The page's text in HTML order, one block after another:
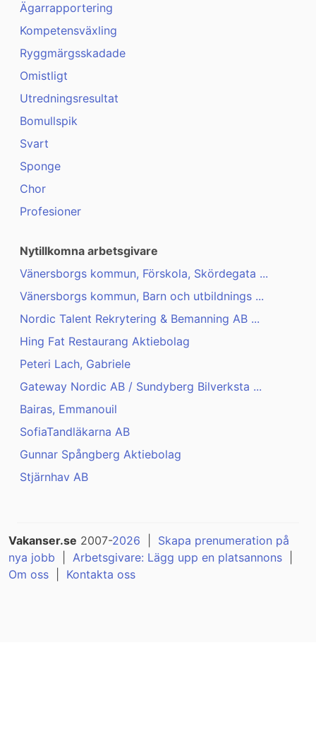
Ägarrapportering
Kompetensväxling
Ryggmärgsskadade
Omistligt
Utredningsresultat
Bomullspik
Svart
Sponge
Chor
Profesioner
Nytillkomna arbetsgivare
Vänersborgs kommun, Förskola, Skördegata ...
Vänersborgs kommun, Barn och utbildnings ...
Nordic Talent Rekrytering & Bemanning AB ...
Hing Fat Restaurang Aktiebolag
Peteri Lach, Gabriele
Gateway Nordic AB / Sundyberg Bilverksta ...
Bairas, Emmanouil
SofiaTandläkarna AB
Gunnar Spångberg Aktiebolag
Stjärnhav AB
Vakanser.se 2007-2026
Skapa prenumeration på
nya jobb
Arbetsgivare: Lägg upp en platsannons
Om oss
Kontakta oss